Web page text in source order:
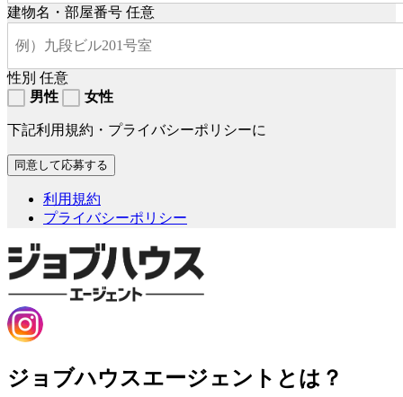
建物名・部屋番号 任意
性別 任意
男性
女性
下記利用規約・プライバシーポリシーに
利用規約
プライバシーポリシー
ジョブハウスエージェントとは？